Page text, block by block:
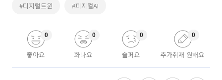
#디지털트윈 #피지컬AI
좋아요
0
화나요
0
슬퍼요
0
추가취재 원해요
0